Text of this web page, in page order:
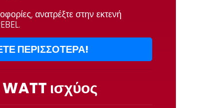
ανατρέξτε στην εκτενή
.
ΠΕΡΙΣΣΟΤΕΡΑ!
ισχύος